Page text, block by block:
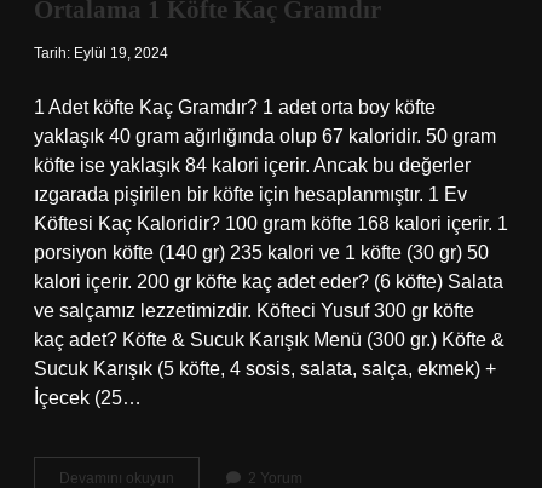
Ortalama 1 Köfte Kaç Gramdır
Tarih: Eylül 19, 2024
1 Adet köfte Kaç Gramdır? 1 adet orta boy köfte
yaklaşık 40 gram ağırlığında olup 67 kaloridir. 50 gram
köfte ise yaklaşık 84 kalori içerir. Ancak bu değerler
ızgarada pişirilen bir köfte için hesaplanmıştır. 1 Ev
Köftesi Kaç Kaloridir? 100 gram köfte 168 kalori içerir. 1
porsiyon köfte (140 gr) 235 kalori ve 1 köfte (30 gr) 50
kalori içerir. 200 gr köfte kaç adet eder? (6 köfte) Salata
ve salçamız lezzetimizdir. Köfteci Yusuf 300 gr köfte
kaç adet? Köfte & Sucuk Karışık Menü (300 gr.) Köfte &
Sucuk Karışık (5 köfte, 4 sosis, salata, salça, ekmek) +
İçecek (25…
Devamını okuyun Ortalama
2 Yorum